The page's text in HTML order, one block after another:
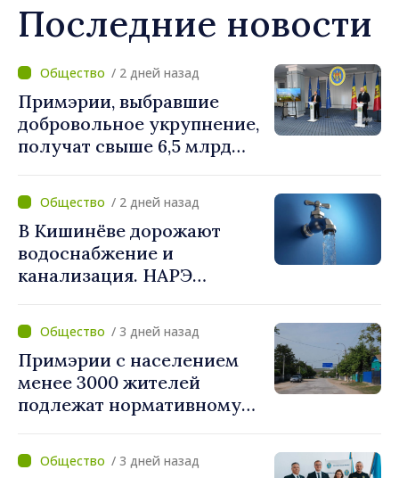
Последние новости
/ 2 дней назад
Примэрии, выбравшие
добровольное укрупнение,
получат свыше 6,5 млрд
«Правительство
предоставляет примэриям,
которые добровольно
объединяются,
беспрецедентный
/ 2 дней назад
В Кишинёве дорожают
водоснабжение и
канализация. НАРЭ
/ 3 дней назад
Примэрии с населением
менее 3000 жителей
подлежат нормативному
«Реформу нужно
завершить этой осенью»
/ 3 дней назад